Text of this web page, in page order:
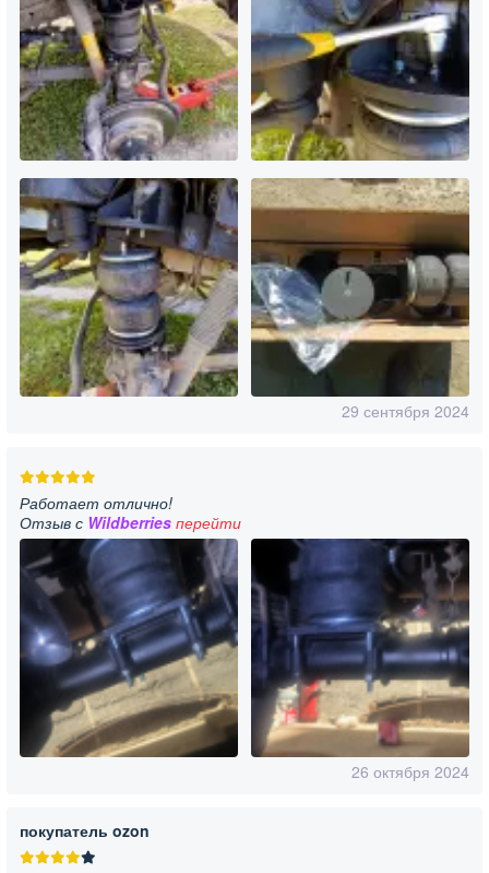
29 сентября 2024
Работает отлично!
Отзыв с Wildberries перейти
26 октября 2024
покупатель ozon